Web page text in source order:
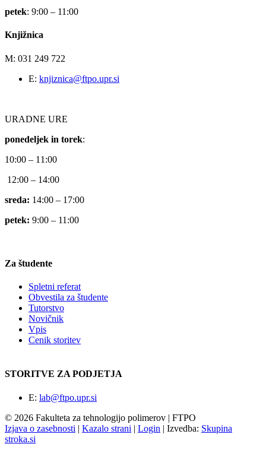
petek: 9:00 – 11:00
Knjižnica
M: 031 249 722
E: knjiznica@ftpo.upr.si
URADNE URE
ponedeljek in torek:
10:00 – 11:00
12:00 – 14:00
sreda: 14:00 – 17:00
petek: 9:00 – 11:00
Za študente
Spletni referat
Obvestila za študente
Tutorstvo
Novičnik
Vpis
Cenik storitev
STORITVE ZA PODJETJA
E: lab@ftpo.upr.si
© 2026 Fakulteta za tehnologijo polimerov | FTPO
Izjava o zasebnosti | Kazalo strani | Login | Izvedba: Skupina
stroka.si